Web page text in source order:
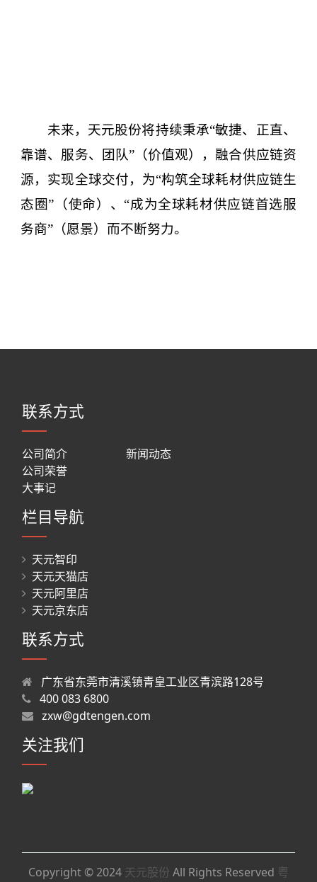
未来，天元股份将持续秉承“敏捷、正直、
靠谱、服务、团队”（价值观）， 融合供应链资
源， 实现全球交付， 为“构筑全球耗材供应链生
态圈”（使命）、“成为全球耗材供应链首选服
务商”（愿景） 而不断努力。
联系方式
公司简介
公司荣誉
大事记
新闻动态
栏目导航
天元智印
天元天猫店
天元阿里店
天元京东店
联系方式
广东省东莞市清溪镇青皇工业区青滨路128号
400 083 6800
zxw@gdtengen.com
关注我们
Copyright © 2024 天元股份 All Rights Reserved 粤